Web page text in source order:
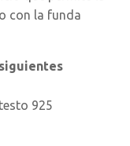
con la funda
925